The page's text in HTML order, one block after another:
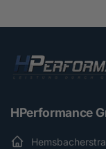
HPerformance